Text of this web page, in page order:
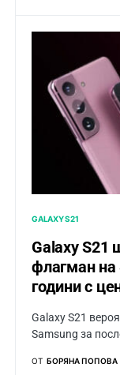
GALAXY S21
Galaxy S21
флагман на
години с
Galaxy S21
Samsung за
ОТ БОРЯНА ПОПОВА